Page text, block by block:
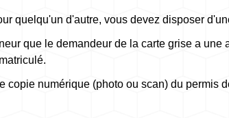
quelqu'un d'autre, vous devez disposer
que le demandeur de la carte grise a une
copie numérique (photo ou scan) du